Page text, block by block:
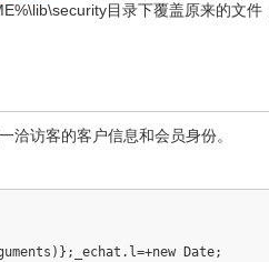
目录下覆盖原来的文
访客的客户信息和会员身份。
Date;